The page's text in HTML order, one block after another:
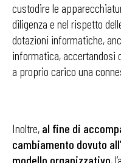
custodire le
diligenza e nel rispetto
dotazioni informatiche,
informatica, accertandosi
a proprio carico una
Inoltre, al fine di
cambiamento dovuto
modello organizzativo,